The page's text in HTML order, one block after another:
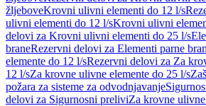
žljeboveKrovni ulivni elementi do 12 l/s
ulivni elementi do 12 l/sKrovni ulivni
delovi za Krovni ulivni elementi do 25 l/s
braneRezervni delovi za Elementi parne
elemente do 12 l/sRezervni delovi za Za
12 l/sZa krovne ulivne elemente do 25 l/s
požara za sisteme za odvodnjavanje
delovi za Sigurnosni preliviZa krovne